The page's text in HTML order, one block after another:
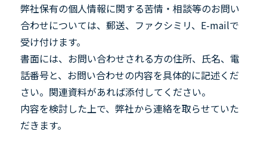
弊社保有の個人情報に関する苦情・相談等のお問い
合わせについては、郵送、ファクシミリ、E-mailで
受け付けます。
書面には、お問い合わせされる方の住所、氏名、電
話番号と、お問い合わせの内容を具体的に記述くだ
さい。関連資料があれば添付してください。
内容を検討した上で、弊社から連絡を取らせていた
だきます。